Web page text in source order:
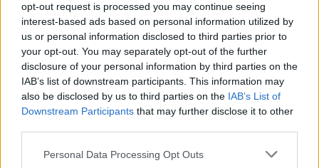
opt-out request is processed you may continue seeing
interest-based ads based on personal information utilized by
us or personal information disclosed to third parties prior to
your opt-out. You may separately opt-out of the further
disclosure of your personal information by third parties on the
IAB’s list of downstream participants. This information may
also be disclosed by us to third parties on the IAB’s List of
Downstream Participants that may further disclose it to other
Please note that this website/app uses one or more Google
Personal Data Processing Opt Outs
Vagyonvisszaszerzés: amikor a pénz